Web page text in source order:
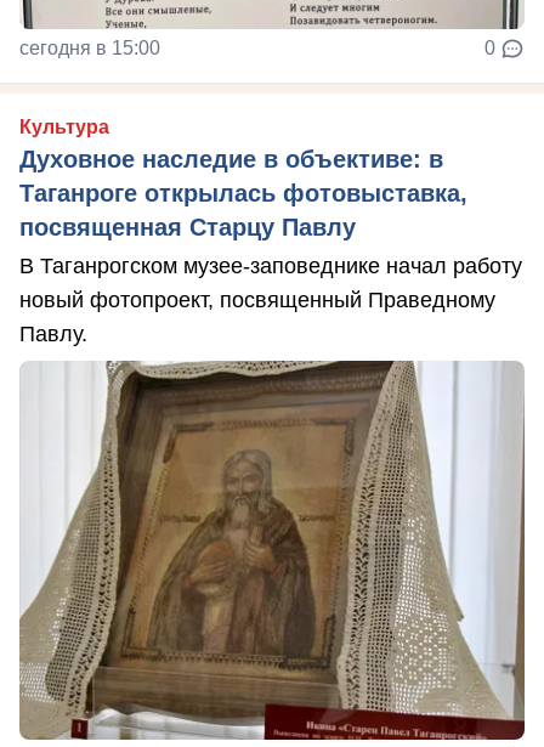
сегодня в 15:00 0
Культура
Духовное наследие в объективе: в
Таганроге открылась фотовыставка,
посвященная Старцу Павлу
В Таганрогском музее-заповеднике начал работу
новый фотопроект, посвященный Праведному
Павлу.